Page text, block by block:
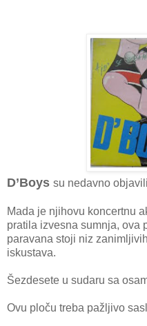
D’Boys su nedavno
Mada je njihovu koncertnu
pratila izvesna sumnja, ova
paravana stoji niz
iskustava.
Šezdesete u sudaru sa
Ovu ploču treba pažljivo